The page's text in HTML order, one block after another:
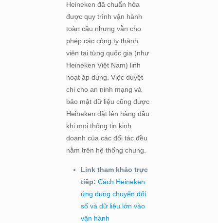
Heineken đã chuẩn hóa
được quy trình vận hành
toàn cầu nhưng vẫn cho
phép các công ty thành
viên tại từng quốc gia (như
Heineken Việt Nam) linh
hoạt áp dụng. Việc duyệt
chi cho an ninh mạng và
bảo mật dữ liệu cũng được
Heineken đặt lên hàng đầu
khi mọi thông tin kinh
doanh của các đối tác đều
nằm trên hệ thống chung.
Link tham khảo trực
tiếp: Cách Heineken
ứng dụng chuyển đổi
số và dữ liệu lớn vào
vận hành